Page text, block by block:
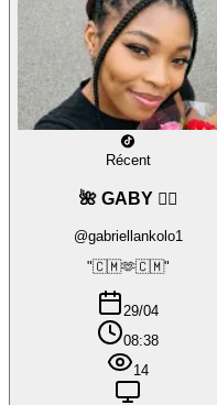
Récent
🌺 GABY ❤️‍🔥
@gabriellankolo1
"🇨🇲🫶🇨🇲"
29/04
08:38
14